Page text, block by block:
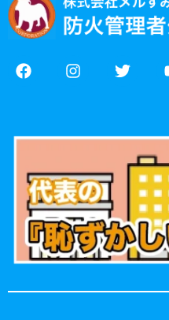
F
a
o
k
I
n
g
a
m
T
w
e